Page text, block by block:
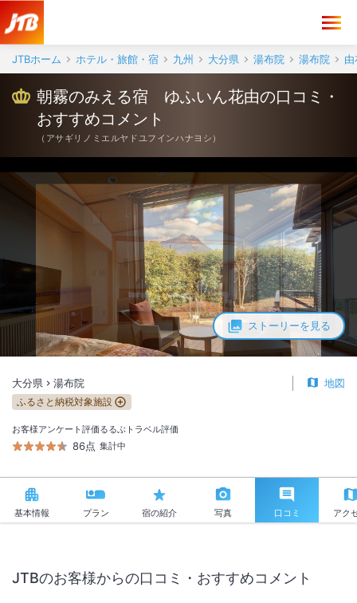
JTBホーム ホテル・旅館・宿 九州 大分県 湯布院 湯布院
ストーリーを見る
朝霧のみえる宿 ゆふいん花由の口コミ・
おすすめコメント
（ アサギリノミエルヤドユフインハナヨシ ）
大分県 湯布院 地図
ふるさと納税対象施設
お客様アンケート評価
86点
るるぶトラベル評価
集計中
基本情報 プラン 宿の紹介 写真 口コミ アク
JTBのお客様からの口コミ・おすすめコメント